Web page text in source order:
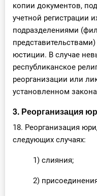
копии документов,
учетной регистрации
подразделениями
юстиции. В случае
республиканское
реорганизации или
установленном
3. Реорганизация
18. Реорганизация
следующих случаях:
1) слияния;
2)